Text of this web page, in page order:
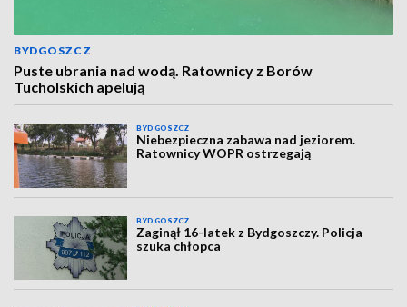
BYDGOSZCZ
Puste ubrania nad wodą. Ratownicy z Borów
Tucholskich apelują
BYDGOSZCZ
Niebezpieczna zabawa nad jeziorem.
Ratownicy WOPR ostrzegają
BYDGOSZCZ
Zaginął 16-latek z Bydgoszczy. Policja
szuka chłopca